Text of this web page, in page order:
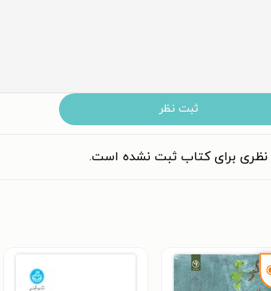
ثبت نظر
نظری برای کتاب ثبت نشده است.